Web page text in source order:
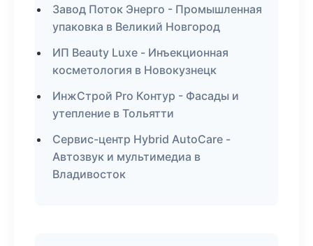
Завод Поток Энерго - Промышленная
упаковка в Великий Новгород
ИП Beauty Luxe - Инъекционная
косметология в Новокузнецк
ИнжСтрой Pro Контур - Фасады и
утепление в Тольятти
Сервис-центр Hybrid AutoCare -
Автозвук и мультимедиа в
Владивосток